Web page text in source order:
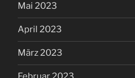
Mai 2023
April 2023
März 2023